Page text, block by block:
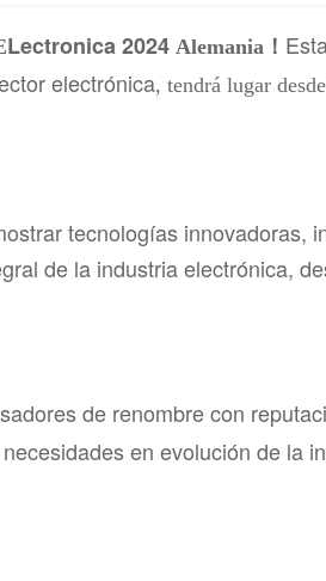
Lectronica 2024 Alemania ！
electrónica, tendrá lugar desde
tecnologías innovadoras,
de la industria electrónica,
de renombre con
en evolución de la